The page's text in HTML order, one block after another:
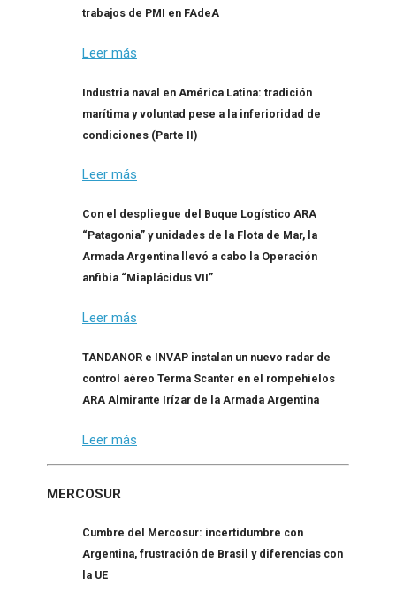
trabajos de PMI en FAdeA
Leer más
Industria naval en América Latina: tradición
marítima y voluntad pese a la inferioridad de
condiciones (Parte II)
Leer más
Con el despliegue del Buque Logístico ARA
“Patagonia” y unidades de la Flota de Mar, la
Armada Argentina llevó a cabo la Operación
anfibia “Miaplácidus VII”
Leer más
TANDANOR e INVAP instalan un nuevo radar de
control aéreo Terma Scanter en el rompehielos
ARA Almirante Irízar de la Armada Argentina
Leer más
MERCOSUR
Cumbre del Mercosur: incertidumbre con
Argentina, frustración de Brasil y diferencias con
la UE